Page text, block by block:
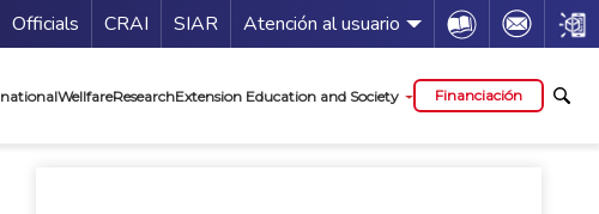
Officials Guía de servicios
CRAI SIAR Atención al usuario Icon Icon Icon
WellfareResearchExtension Education and Society Financiación